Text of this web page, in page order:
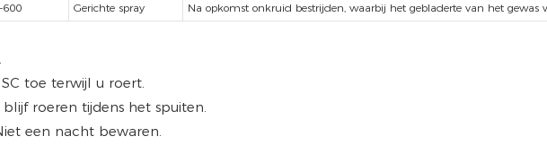
Gerichte spray Na opkomst onkruid bestrijden, waarbij het gebladerte van het gewas
toe terwijl u roert.
roeren tijdens het spuiten.
een nacht bewaren.